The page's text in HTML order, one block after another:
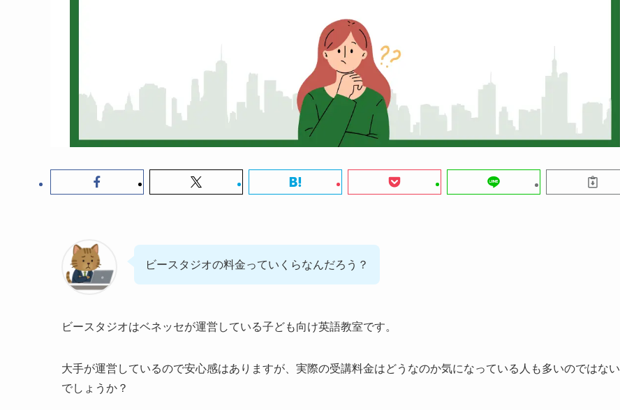
ビースタジオの料金っていくらなんだろう？
ビースタジオはベネッセが運営している子ども向け英語教室です。
大手が運営しているので安心感はありますが、実際の受講料金はどうなのか気になっている人も多いのではない
でしょうか？